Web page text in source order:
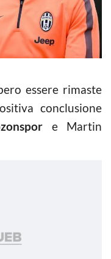
essere rimaste
conclusione
e Martin